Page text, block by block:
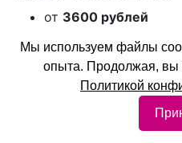
от 3600 рублей
Забронировать
Мы используем файлы
опыта. Продолжая, вы
Политикой